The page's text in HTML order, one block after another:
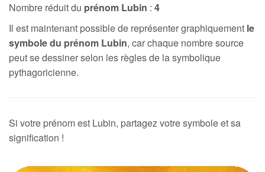
Nombre réduit du prénom Lubin : 4
Il est maintenant possible de représenter graphiquement le
symbole du prénom Lubin, car chaque nombre source
peut se dessiner selon les règles de la symbolique
pythagoricienne.
Si votre prénom est Lubin, partagez votre symbole et sa
signification !